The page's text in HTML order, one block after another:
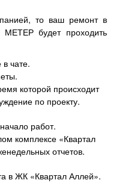
то ваш ремонт в
будет проходить
чате.
которой происходит
по проекту.
работ.
комплексе «Квартал
отчетов.
в ЖК «Квартал Аллей».